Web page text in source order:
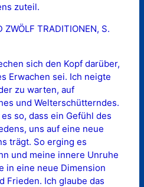
zuteil.
ZWÖLF TRADITIONEN, S.
sich den Kopf darüber,
Erwachen sei. Ich neigte
zu warten, auf
und Welterschütterndes.
so, dass ein Gefühl des
uns auf eine neue
trägt. So erging es
und meine innere Unruhe
in eine neue Dimension
Frieden. Ich glaube das